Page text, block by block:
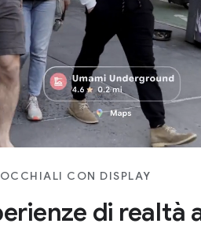
CON DISPLAY
di realtà